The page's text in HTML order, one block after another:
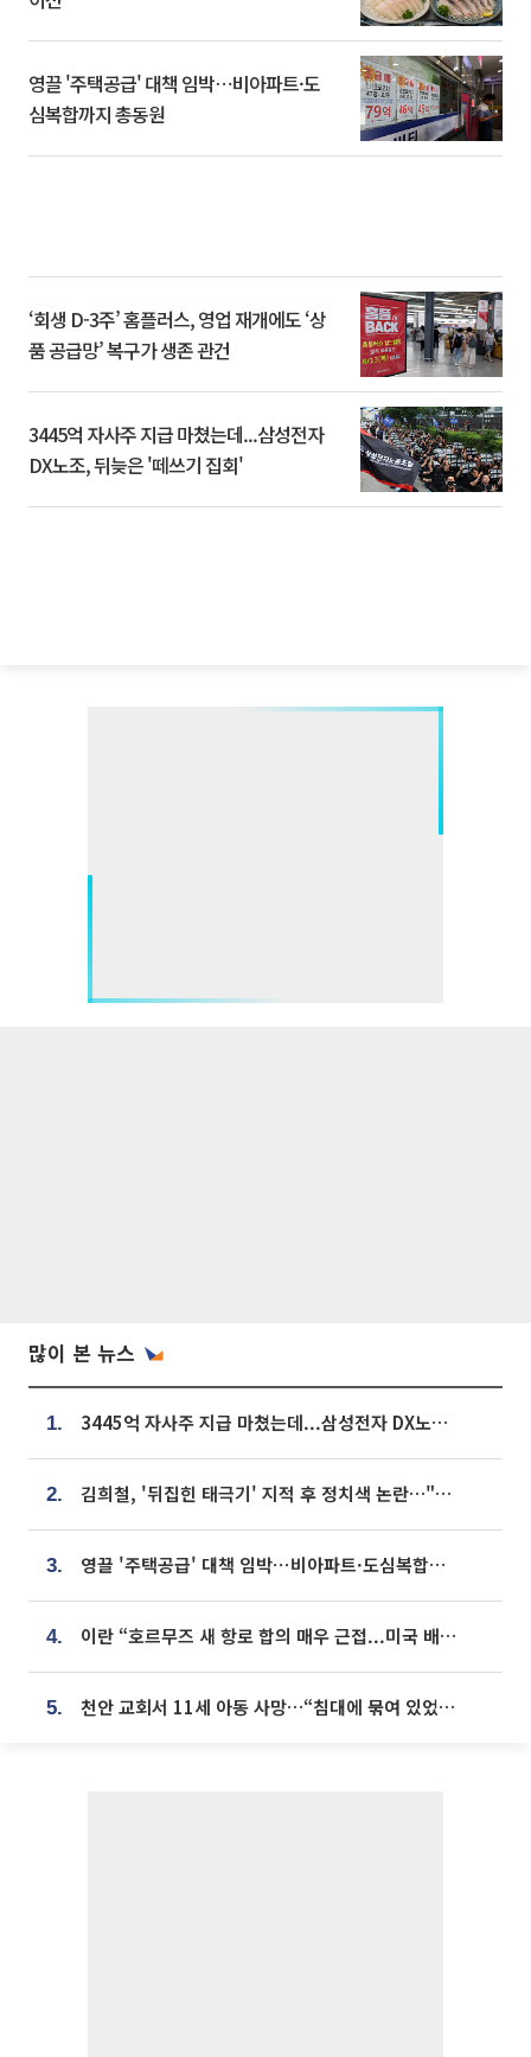
영끌 '주택공급' 대책 임박⋯비아파트·도
심복합까지 총동원
‘회생 D-3주’ 홈플러스, 영업 재개에도 ‘상
품 공급망’ 복구가 생존 관건
3445억 자사주 지급 마쳤는데...삼성전자
DX노조, 뒤늦은 '떼쓰기 집회'
많이 본 뉴스
1. 3445억 자사주 지급 마쳤는데...삼성전자 DX노조, 뒤늦은 '떼쓰기 집회'
2. 김희철, '뒤집힌 태극기' 지적 후 정치색 논란…"좌우 떠나 우리나라 국기"
3. 영끌 '주택공급' 대책 임박⋯비아파트·도심복합까지 총동원
4. 이란 “호르무즈 새 항로 합의 매우 근접...미국 배상 먼저”
5. 천안 교회서 11세 아동 사망…“침대에 묶여 있었다” 진술 확보